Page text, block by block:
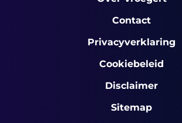
Contact
Privacyverklaring
Cookiebeleid
Disclaimer
Sitemap